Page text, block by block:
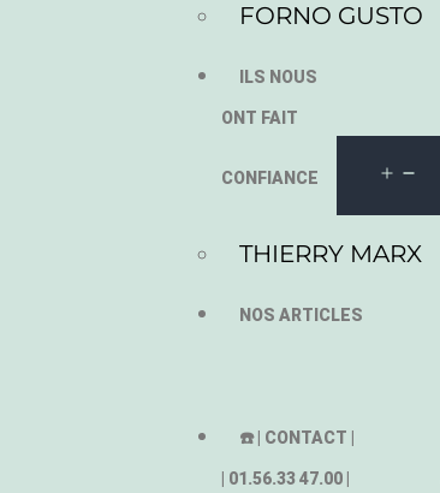
FORNO GUSTO
ILS NOUS
ONT FAIT
CONFIANCE
THIERRY MARX
NOS ARTICLES
☎️ | CONTACT |
| 01.56.33 47.00 |